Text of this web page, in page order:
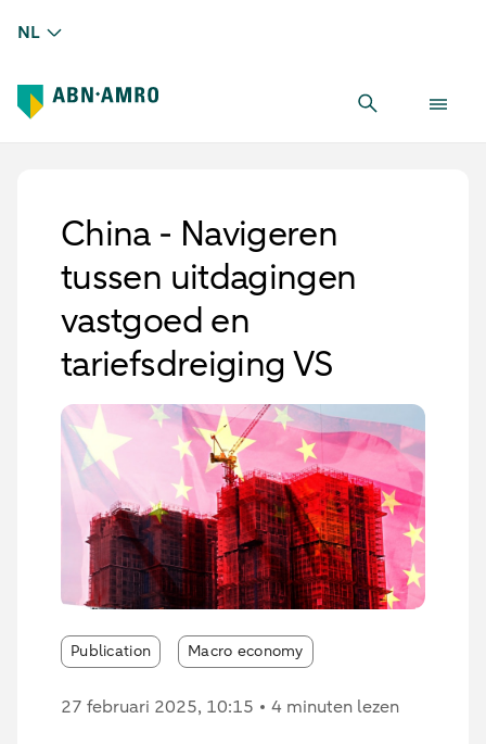
NL
China - Navigeren
tussen uitdagingen
vastgoed en
tariefsdreiging VS
Publication Macro economy
27 februari 2025, 10:15 4 minuten lezen